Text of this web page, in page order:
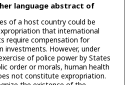
language abstract of
of a host country could be
that international
require compensation for
investments. However, under
of police power by States
order or morals, human health
not constitute expropriation.